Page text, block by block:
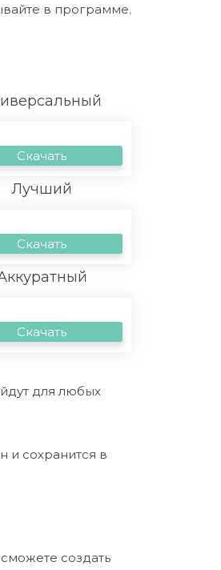
в программе.
Скачать
Лучший
Скачать
Скачать
для любых
и сохранится в
создать